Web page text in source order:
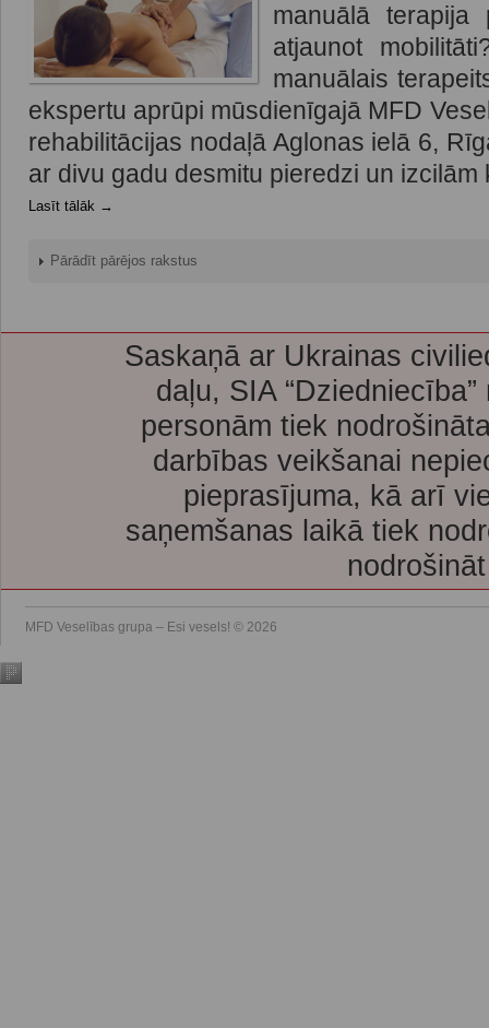
manuālā
atjaunot
manuālais
ekspertu aprūpi mūsdienīgajā MFD
rehabilitācijas nodaļā Aglonas ielā 6,
ar divu gadu desmitu pieredzi un izcilām
Lasīt tālāk →
Pārādīt pārējos rakstus
Saskaņā ar Ukrainas
daļu, SIA
personām tiek
darbības veikšanai
pieprasījuma, kā arī
saņemšanas laikā tiek
MFD Veselības grupa – Esi vesels! © 2026